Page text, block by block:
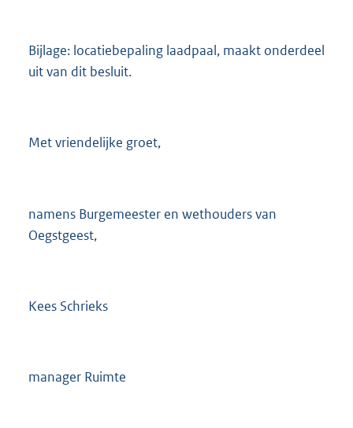
Bijlage: locatiebepaling laadpaal, maakt onderdeel
uit van dit besluit.
Met vriendelijke groet,
namens Burgemeester en wethouders van
Oegstgeest,
Kees Schrieks
manager Ruimte